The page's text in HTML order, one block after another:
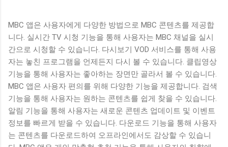
MBC 앱은 사용자에게 다양한 방법으로 MBC 콘텐츠를 제공합
니다. 실시간 TV 시청 기능을 통해 사용자는 MBC 채널을 실시
간으로 시청할 수 있습니다. 다시보기 VOD 서비스를 통해 사용
자는 놓친 프로그램을 언제든지 다시 볼 수 있습니다. 클립영상
기능을 통해 사용자는 좋아하는 장면만 골라서 볼 수 있습니다.
MBC 앱은 사용자 편의를 위해 다양한 기능을 제공합니다. 검색
기능을 통해 사용자는 원하는 콘텐츠를 쉽게 찾을 수 있습니다.
알림 기능을 통해 사용자는 새로운 콘텐츠 업데이트 및 이벤트
정보를 빠르게 받을 수 있습니다. 다운로드 기능을 통해 사용자
는 콘텐츠를 다운로드하여 오프라인에서도 감상할 수 있습니